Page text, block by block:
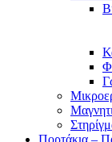
Πορτάκια –